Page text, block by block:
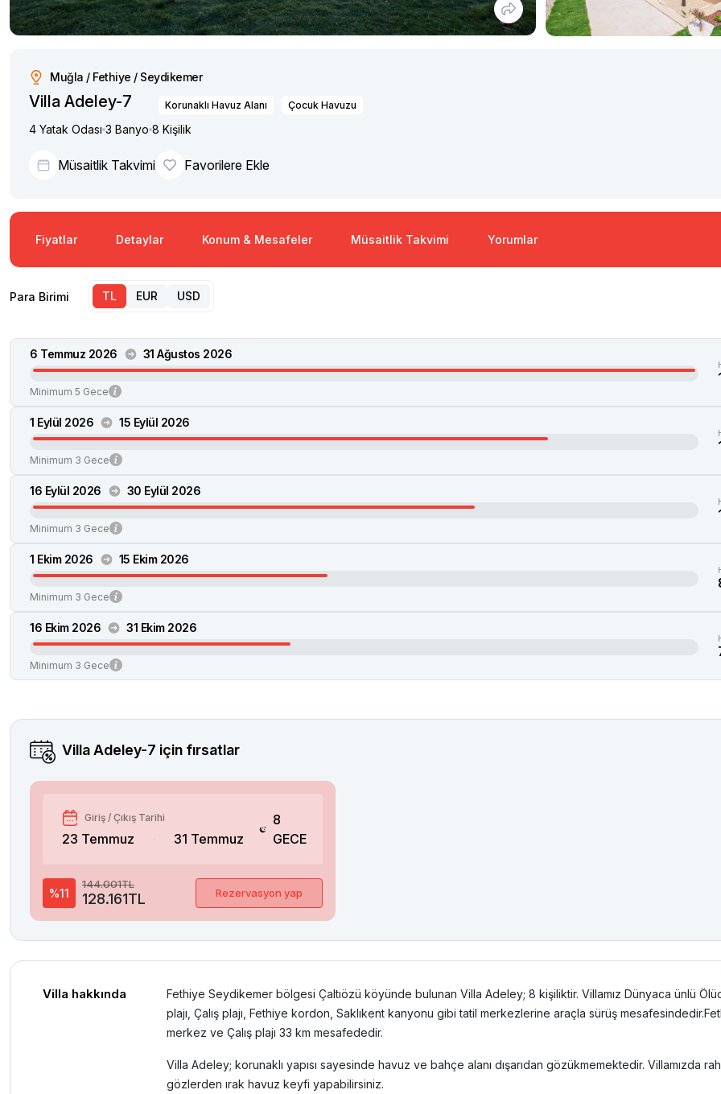
Muğla / Fethiye / Seydikemer
Villa Adeley-7 Korunaklı Havuz Alanı Çocuk Havuzu
4 Yatak Odası 3 Banyo 8 Kişilik
Müsaitlik Takvimi Favorilere Ekle
Fiyatlar Detaylar Konum & Mesafeler Müsaitlik Takvimi Yorumlar
Para Birimi TL EUR USD
6 Temmuz 2026 31 Ağustos 2026
Minimum 5 Gece
1 Eylül 2026 15 Eylül 2026
Minimum 3 Gece
16 Eylül 2026 30 Eylül 2026
Minimum 3 Gece
1 Ekim 2026 15 Ekim 2026
Minimum 3 Gece
16 Ekim 2026 31 Ekim 2026
Minimum 3 Gece
Villa Adeley-7 için fırsatlar
Giriş / Çıkış Tarihi
23 Temmuz 31 Temmuz
8
GECE
%11
144.001TL
128.161TL Rezervasyon yap
Villa hakkında
Fethiye Seydikemer bölgesi Çaltıözü köyünde bulunan Villa Adeley; 8 kişiliktir. Villamız Dünyaca ünlü
plajı, Çalış plajı, Fethiye kordon, Saklıkent kanyonu gibi tatil merkezlerine araçla sürüş
merkez ve Çalış plajı 33 km mesafededir.
Villa Adeley; korunaklı yapısı sayesinde havuz ve bahçe alanı dışarıdan gözükmemektedir. Villamızda
gözlerden ırak havuz keyfi yapabilirsiniz.